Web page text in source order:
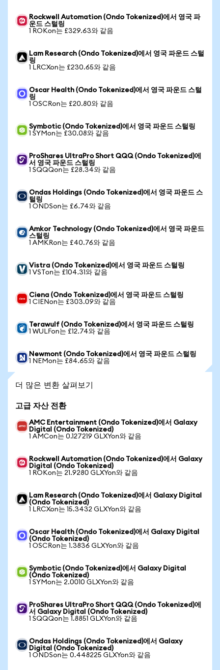
Rockwell Automation (Ondo Tokenized)에서 영국 파
운드 스털링
1 ROKon는 £329.63와 같음
Lam Research (Ondo Tokenized)에서 영국 파운드 스털
링
1 LRCXon는 £230.65와 같음
Oscar Health (Ondo Tokenized)에서 영국 파운드 스털
링
1 OSCRon는 £20.80와 같음
Symbotic (Ondo Tokenized)에서 영국 파운드 스털링
1 SYMon는 £30.08와 같음
ProShares UltraPro Short QQQ (Ondo Tokenized)에
서 영국 파운드 스털링
1 SQQQon는 £28.34와 같음
Ondas Holdings (Ondo Tokenized)에서 영국 파운드 스
털링
1 ONDSon는 £6.74와 같음
Amkor Technology (Ondo Tokenized)에서 영국 파운드
스털링
1 AMKRon는 £40.76와 같음
Vistra (Ondo Tokenized)에서 영국 파운드 스털링
1 VSTon는 £104.31와 같음
Ciena (Ondo Tokenized)에서 영국 파운드 스털링
1 CIENon는 £303.09와 같음
Terawulf (Ondo Tokenized)에서 영국 파운드 스털링
1 WULFon는 £12.74와 같음
Newmont (Ondo Tokenized)에서 영국 파운드 스털링
1 NEMon는 £84.65와 같음
더 많은 변환 살펴보기
고급 자산 전환
AMC Entertainment (Ondo Tokenized)에서 Galaxy
Digital (Ondo Tokenized)
1 AMCon는 0.127219 GLXYon와 같음
Rockwell Automation (Ondo Tokenized)에서 Galaxy
Digital (Ondo Tokenized)
1 ROKon는 21.9280 GLXYon와 같음
Lam Research (Ondo Tokenized)에서 Galaxy Digital
(Ondo Tokenized)
1 LRCXon는 15.3432 GLXYon와 같음
Oscar Health (Ondo Tokenized)에서 Galaxy Digital
(Ondo Tokenized)
1 OSCRon는 1.3836 GLXYon와 같음
Symbotic (Ondo Tokenized)에서 Galaxy Digital
(Ondo Tokenized)
1 SYMon는 2.0010 GLXYon와 같음
ProShares UltraPro Short QQQ (Ondo Tokenized)에
서 Galaxy Digital (Ondo Tokenized)
1 SQQQon는 1.8851 GLXYon와 같음
Ondas Holdings (Ondo Tokenized)에서 Galaxy
Digital (Ondo Tokenized)
1 ONDSon는 0.448225 GLXYon와 같음